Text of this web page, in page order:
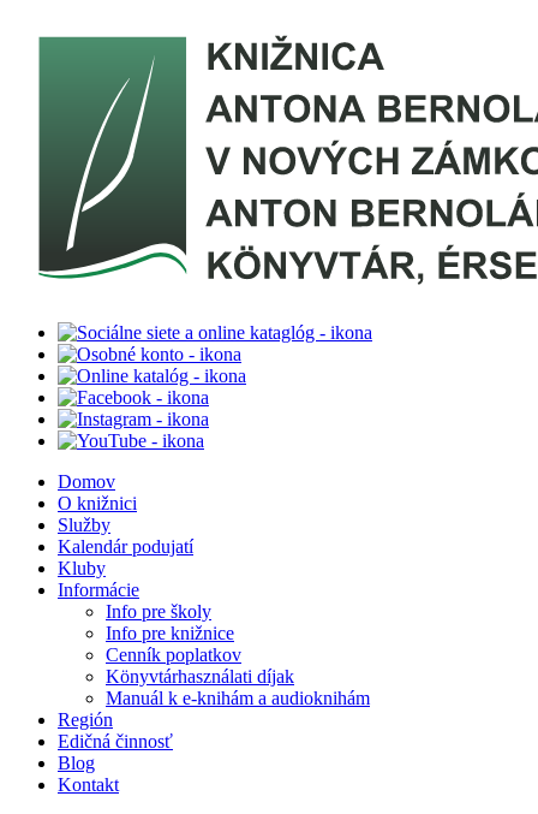
Domov
O knižnici
Služby
Kalendár podujatí
Kluby
Informácie
Info pre školy
Info pre knižnice
Cenník poplatkov
Könyvtárhasználati díjak
Manuál k e-knihám a audioknihám
Región
Edičná činnosť
Blog
Kontakt